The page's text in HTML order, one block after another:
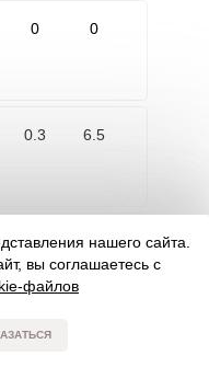
0 0
0.3 6.5
нашего сайта.
вы соглашаетесь с
файлов